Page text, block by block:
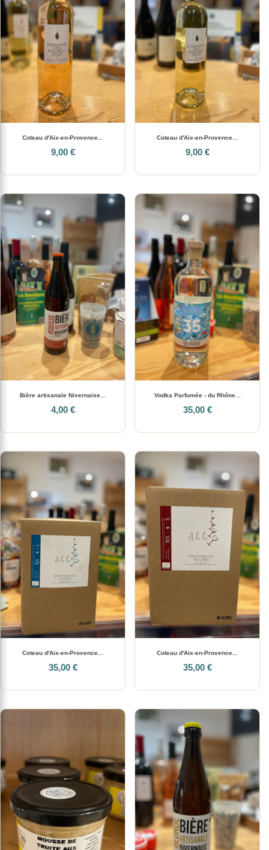
Coteau d'Aix-en-Provence...
9,00 €
Coteau d'Aix-en-Provence...
9,00 €
Bière artisanale Nivernaise...
4,00 €
Vodka Parfumée - du Rhône...
35,00 €
Coteau d'Aix-en-Provence...
35,00 €
Coteau d'Aix-en-Provence...
35,00 €